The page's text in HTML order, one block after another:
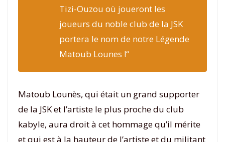
Tizi-Ouzou où joueront les
joueurs du noble club de la JSK
portera le nom de notre Légende
Matoub Lounes !“
Matoub Lounès, qui était un grand supporter
de la JSK et l’artiste le plus proche du club
kabyle, aura droit à cet hommage qu’il mérite
et qui est à la hauteur de l’artiste et du militant